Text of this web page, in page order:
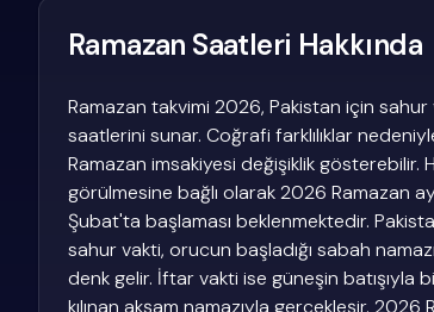
Ramazan Saatleri Hakkında
Ramazan takvimi 2026, Pakistan için
saatlerini sunar. Coğrafi farklılıklar
Ramazan imsakiyesi değişiklik gösterebilir.
görülmesine bağlı olarak 2026 Ramazan
Şubat'ta başlaması beklenmektedir.
sahur vakti, orucun başladığı sabah
denk gelir. İftar vakti ise güneşin batışıyla
kılınan akşam namazıyla gerçekleşir. 2026